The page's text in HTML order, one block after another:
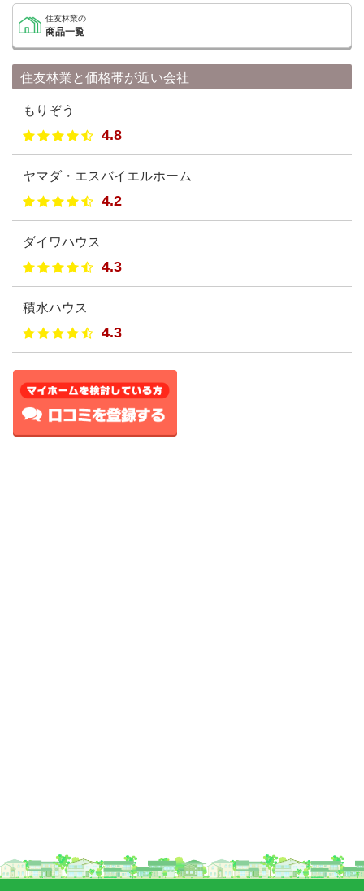
住友林業の
商品一覧
住友林業と価格帯が近い会社
もりぞう
4.8
ヤマダ・エスバイエルホーム
4.2
ダイワハウス
4.3
積水ハウス
4.3